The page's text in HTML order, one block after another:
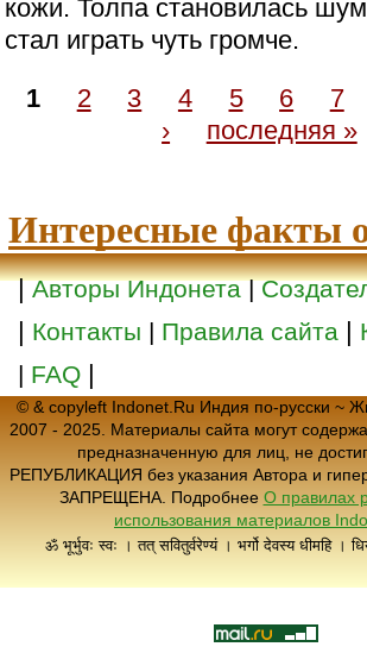
кожи. Толпа становилась
стал играть чуть громче.
1
2 3 4 5 6 7
›
последняя »
Интересные факты
|Авторы Индонета|
| Контакты | Правила сайта |
| FAQ |
© & copyleft Indonet.Ru Индия по-русски ~
2007 - 2025. Материалы сайта могут
предназначенную для лиц, не
РЕПУБЛИКАЦИЯ без указания Автора и
ЗАПРЕЩЕНА. Подробнее О правилах
использования материалов
ॐ भूर्भुवः स्वः । तत् सवितुर्वरेण्यं । भर्गो देवस्य धीमहि ।